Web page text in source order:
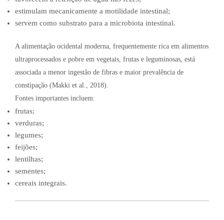
estimulam mecanicamente a motilidade intestinal;
servem como substrato para a microbiota intestinal.
A alimentação ocidental moderna, frequentemente rica em alimentos
ultraprocessados e pobre em vegetais, frutas e leguminosas, está
associada a menor ingestão de fibras e maior prevalência de
constipação (Makki et al., 2018).
Fontes importantes incluem:
frutas;
verduras;
legumes;
feijões;
lentilhas;
sementes;
cereais integrais.